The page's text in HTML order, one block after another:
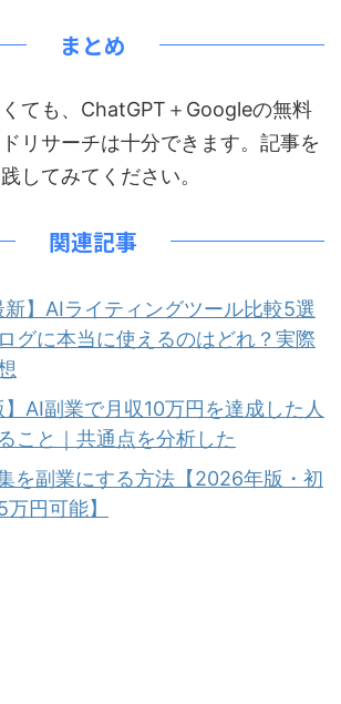
まとめ
ても、ChatGPT＋Googleの無料
リサーチは十分できます。記事を
してみてください。
関連記事
新】AIライティングツール比較5選
グに本当に使えるのはどれ？実際
】AI副業で月収10万円を達成した人
こと｜共通点を分析した
を副業にする方法【2026年版・初
円可能】